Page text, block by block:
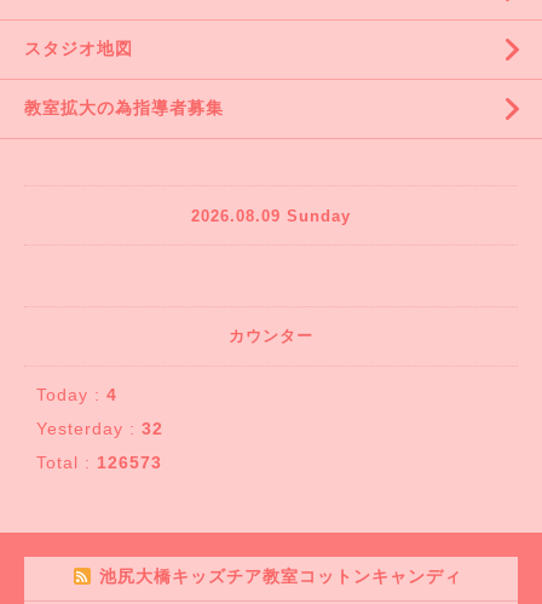
スタジオ地図
教室拡大の為指導者募集
2026.08.09 Sunday
カウンター
Today : 4
Yesterday : 32
Total : 126573
池尻大橋キッズチア教室コットンキャンディ